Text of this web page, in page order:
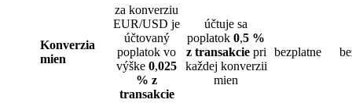
Konverzia
mien
za konverziu
EUR/USD je
účtovaný
poplatok vo
výške 0,025
% z
transakcie
účtuje sa
poplatok 0,5 %
z transakciepri
každej konverzii
mien
bezplatne